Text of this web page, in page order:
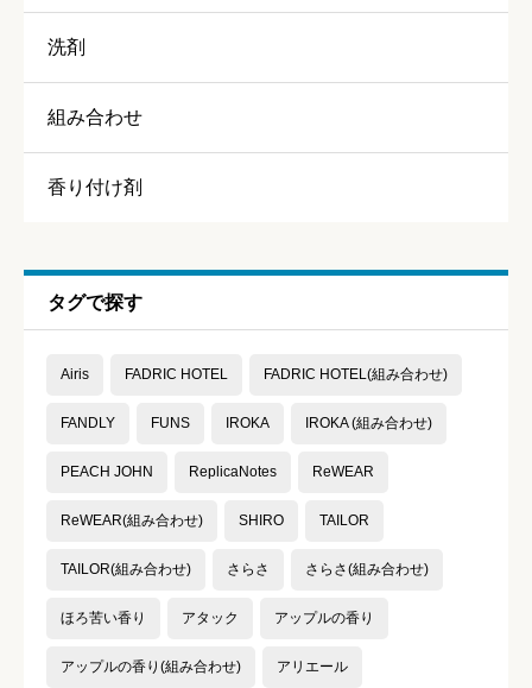
香り
星の数をお選びください
星の数をお選びください 
星の数をお選びください  
クチコミのタイトル 必須
洗剤
組み合わせ
香り付け剤
タグで探す
Airis FADRIC HOTEL FADRIC HOTEL(組み合わせ)
FANDLY FUNS IROKA IROKA (組み合わせ)
PEACH JOHN ReplicaNotes ReWEAR
ReWEAR(組み合わせ) SHIRO TAILOR
TAILOR(組み合わせ) さらさ さらさ(組み合わせ)
ほろ苦い香り アタック アップルの香り
アップルの香り(組み合わせ) アリエール